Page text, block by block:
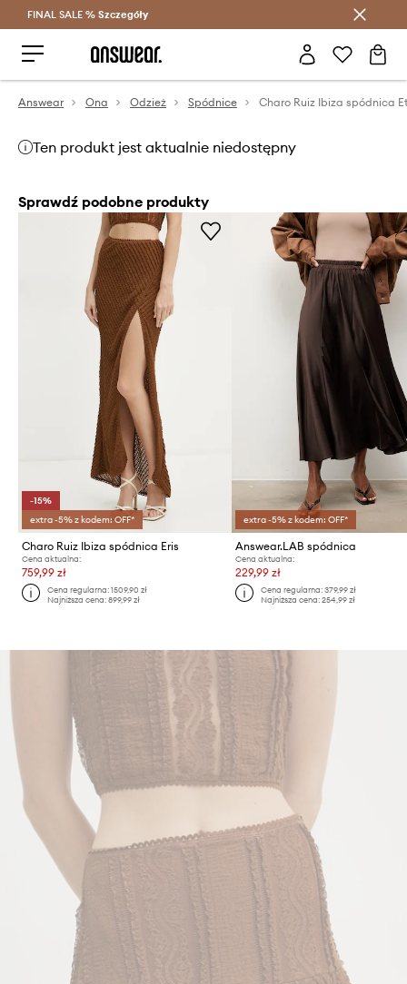
Oszczędzaj z Answear Club >
FINAL SALE % Szczegóły
Answear Ona Odzież Spódnice Charo Ruiz Ibiza spódnica
Ten produkt jest aktualnie niedostępny
Sprawdź podobne produkty
-15%
extra -5% z kodem: OFF*
Charo Ruiz Ibiza spódnica Eris
Cena aktualna:
759,99 zł
Cena regularna:1509,90 zł
Najniższa cena:899,99 zł
extra -5% z kodem: OFF*
Answear.LAB spódnica
Cena aktualna:
229,99 zł
Cena regularna: 379,99 zł
Najniższa cena: 254,99 zł